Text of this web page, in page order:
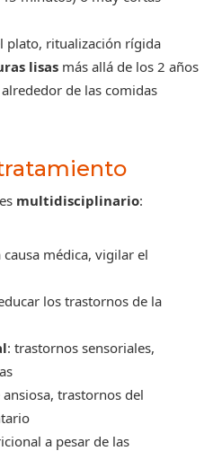
plato, ritualización rígida
lisas más allá de los 2 años
de las comidas
multidisciplinario:
causa médica, vigilar el
los trastornos de la
: trastornos sensoriales,
trastornos del
a pesar de las